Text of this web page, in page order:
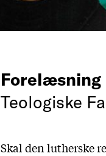
Teologiske
Skal den lutherske